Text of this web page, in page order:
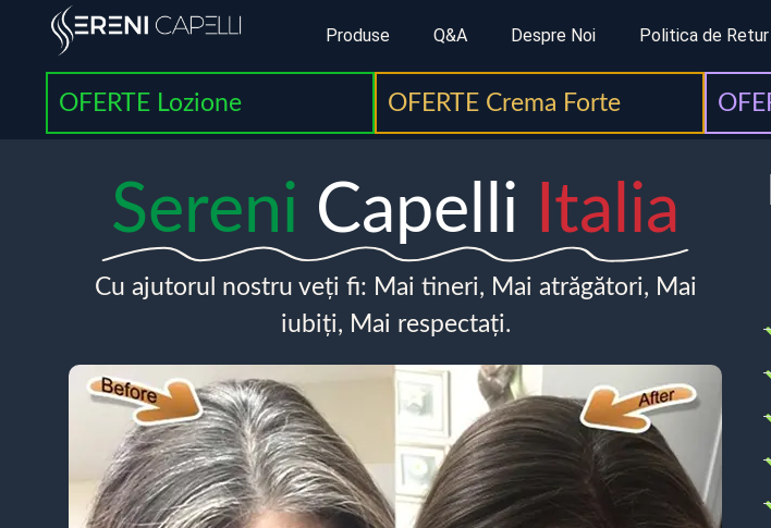
Produse Q&A Despre Noi Politica de Retur
OFERTE Lozione OFERTE Crema Forte
Sereni Capelli Italia
Cu ajutorul nostru veți fi: Mai tineri, Mai atrăgători, Mai
iubiți, Mai respectați.